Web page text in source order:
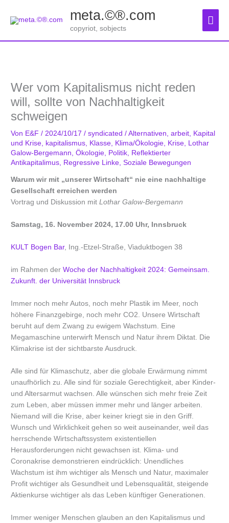
Inhalt
meta.©®.com
copyriot, sobjects
Wer vom Kapitalismus nicht reden
will, sollte von Nachhaltigkeit
schweigen
Von E&F/ 2024/10/17/syndicated /Alternativen ,arbeit Kapital
und Krise kapitalismus Klasse Klima/Ökologie Krise Lothar
Galow-Bergemann ,Ökologie Politik Reflektierter
Antikapitalimus Regressive Linke ,Soziale Bewegungen
Warum wir mit „unserer Wirtschaft“ nie eine nachhaltige
Gesellschaft erreichen werden
Vortrag und Diskussion mitLothar Galow-Bergemann
Samstag, 16. November 2024, 17.00 Uhr, Innsbruck
KULT Bogen Bar, Ing.-Etzel-Straße, Viaduktbogen 38
im Rahmen derWoche der Nachhaltigkeit 2024: Gemeinsam.
Zukunft. der Universität Innsbruck
Immer noch mehr Autos, noch mehr Plastik im Meer, noch
höhere Finanzgebirge, noch mehr CO2. Unsere Wirtschaft
beruht auf dem Zwang zu ewigem Wachstum. Eine
Megamaschine unterwirft Mensch und Natur ihrem Diktat. Die
Klimakrise ist der sichtbarste Ausdruck.
Alle sind für Klimaschutz, aber die globale Erwärmung nimmt
unaufhörlich zu. Alle sind für soziale Gerechtigkeit, aber Kinder-
und Altersarmut wachsen. Alle wünschen sich mehr freie Zeit
zum Leben, aber müssen immer mehr und länger arbeiten.
Niemand will die Krise, aber keiner kriegt sie in den Griff.
Wunsch und Wirklichkeit gehen so weit auseinander, weil das
herrschende Wirtschaftssystem existentiellen
Herausforderungen nicht gewachsen ist. Klima- und
Coronakrise demonstrieren eindrücklich: Unendliches
Wachstum ist ihm wichtiger als Mensch und Natur, maximaler
Profit wichtiger als Gesundheit und Lebensqualität, steigende
Aktienkurse wichtiger als das Leben künftiger Generationen.
Immer weniger Menschen glauben an den Kapitalismus und